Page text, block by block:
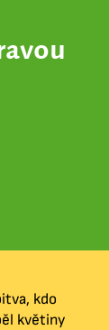
kdo
květiny